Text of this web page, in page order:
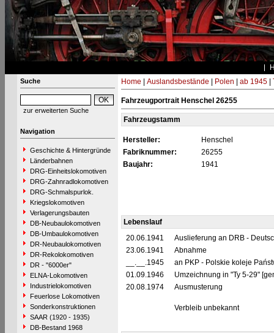
Suche
zur erweiterten Suche
Navigation
Geschichte & Hintergründe
Länderbahnen
DRG-Einheitslokomotiven
DRG-Zahnradlokomotiven
DRG-Schmalspurlok.
Kriegslokomotiven
Verlagerungsbauten
DB-Neubaulokomotiven
DB-Umbaulokomotiven
DR-Neubaulokomotiven
DR-Rekolokomotiven
DR - "6000er"
ELNA-Lokomotiven
Industrielokomotiven
Feuerlose Lokomotiven
Sonderkonstruktionen
SAAR (1920 - 1935)
DB-Bestand 1968
Home Auslandsbestände Polen ab 1945|
Fahrzeugportrait Henschel 26255
Fahrzeugstamm
Hersteller:
Henschel
Fabriknummer:
26255
Baujahr:
1941
Lebenslauf
20.06.1941
Auslieferung an DRB -
23.06.1941
Abnahme
__.__.1945
an PKP - Polskie koleje
01.09.1946
Umzeichnung in "Ty 5-29"
20.08.1974
Ausmusterung
Verbleib unbekannt